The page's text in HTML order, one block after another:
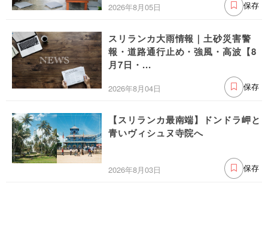
2026年8月05日 保存
スリランカ大雨情報｜土砂災害警
報・道路通行止め・強風・高波【8
月7日・...
2026年8月04日 保存
【スリランカ最南端】ドンドラ岬と
青いヴィシュヌ寺院へ
2026年8月03日 保存